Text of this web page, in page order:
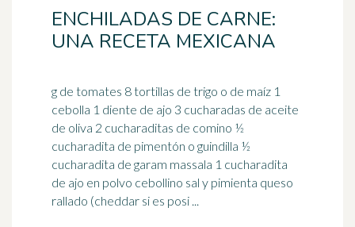
ENCHILADAS DE CARNE:
UNA RECETA MEXICANA
g de tomates 8 tortillas de trigo o de maíz 1
cebolla 1 diente de ajo 3 cucharadas de aceite
de oliva 2 cucharaditas de comino ½
cucharadita de pimentón o guindilla ½
cucharadita de garam massala 1 cucharadita
de ajo en polvo cebollino sal y pimienta queso
rallado (cheddar si es posi ...